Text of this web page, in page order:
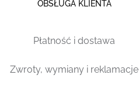
OBSŁUGA KLIENTA
Płatność i dostawa
Zwroty, wymiany i reklamacje